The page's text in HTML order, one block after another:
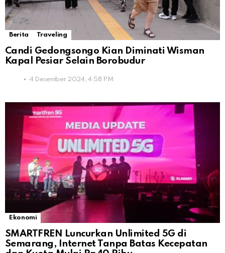
Berita Traveling
Candi Gedongsongo Kian Diminati Wisman
Kapal Pesiar Selain Borobudur
4 Desember 2024, 4:58 PM
Ekonomi
SMARTFREN Luncurkan Unlimited 5G di
Semarang, Internet Tanpa Batas Kecepatan